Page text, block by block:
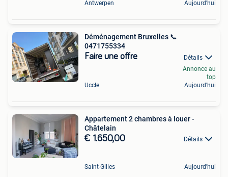
Antwerpen
Aujourd'hui
Déménagement Bruxelles 📞
0471755334
Faire une offre Détails
Uccle
Annonce au
top
Aujourd'hui
Appartement 2 chambres à louer -
Châtelain
€ 1.650,00 Détails
Saint-Gilles Aujourd'hui